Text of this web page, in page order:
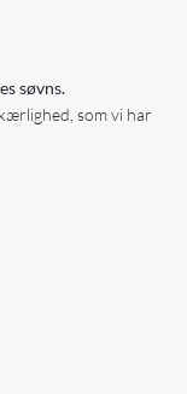
søvns.
som vi har